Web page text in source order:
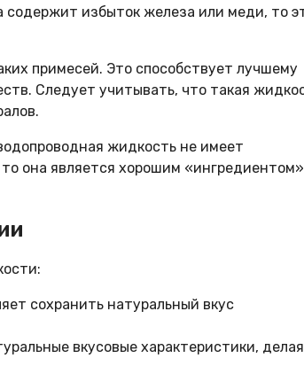
избыток железа или меди, то
примесей. Это способствует лучшему
Следует учитывать, что такая
жидкость не имеет
она является хорошим «ингредиентом»
сохранить натуральный вкус
вкусовые характеристики, делая